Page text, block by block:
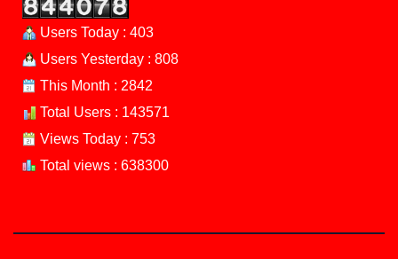
Users Today : 403
Users Yesterday : 808
This Month : 2842
Total Users : 143571
Views Today : 753
Total views : 638300